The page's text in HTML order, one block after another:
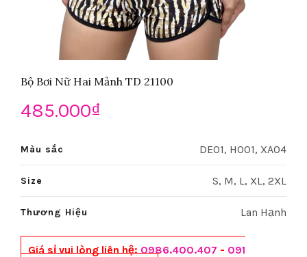
Bộ Bơi Nữ Hai Mảnh TD 21100
485.000₫
Màu sắc DE01, HO01, XA04
Size S, M, L, XL, 2XL
Thương Hiệu Lan Hạnh
Giá sỉ vui lòng liên hệ: 0986.400.407 - 091